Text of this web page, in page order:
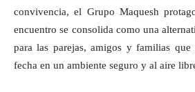
convivencia, el Grupo Maquesh
encuentro se consolida como una
para las parejas, amigos y familias que
fecha en un ambiente seguro y al aire